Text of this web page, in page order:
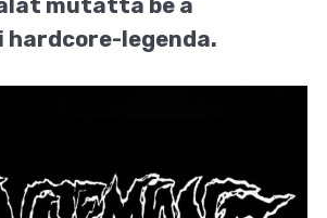
legenda.